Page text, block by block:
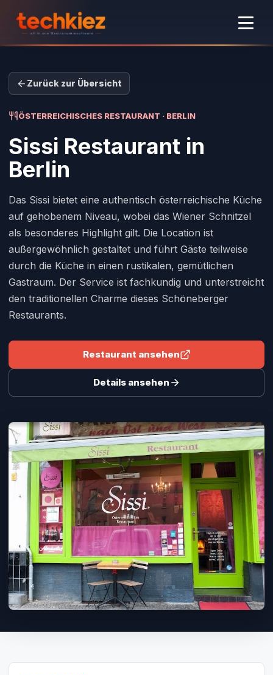
Zurück zur Übersicht
ÖSTERREICHISCHES RESTAURANT · BERLIN
Sissi Restaurant in
Berlin
Das Sissi bietet eine authentisch österreichische Küche
auf gehobenem Niveau, wobei das Wiener Schnitzel
als besonderes Highlight gilt. Die Location ist
außergewöhnlich gestaltet und führt Gäste teilweise
durch die Küche in einen rustikalen, gemütlichen
Gastraum. Der Service ist fachkundig und unterstreicht
den traditionellen Charme dieses Schöneberger
Restaurants.
Restaurant ansehen
Details ansehen